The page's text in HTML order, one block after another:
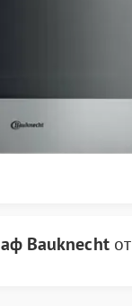
Bauknechtот